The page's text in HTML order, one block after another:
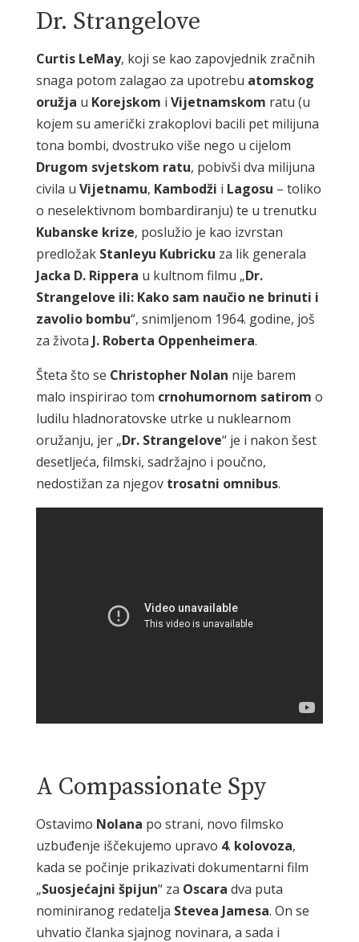
Dr. Strangelove
Curtis LeMay, koji se kao zapovjednik zračnih
snaga potom zalagao za upotrebu atomskog
oružja u Korejskom i Vijetnamskom ratu (u
kojem su američki zrakoplovi bacili pet milijuna
tona bombi, dvostruko više nego u cijelom
Drugom svjetskom ratu, pobivši dva milijuna
civila u Vijetnamu, Kambodži i Lagosu – toliko
o neselektivnom bombardiranju) te u trenutku
Kubanske krize, poslužio je kao izvrstan
predložak Stanleyu Kubricku za lik generala
Jacka D. Rippera u kultnom filmu „Dr.
Strangelove ili: Kako sam naučio ne brinuti i
zavolio bombu“, snimljenom 1964. godine, još
za života J. Roberta Oppenheimera.
Šteta što se Christopher Nolan nije barem
malo inspirirao tom crnohumornom satirom o
ludilu hladnoratovske utrke u nuklearnom
oružanju, jer „Dr. Strangelove“ je i nakon šest
desetljeća, filmski, sadržajno i poučno,
nedostižan za njegov trosatni omnibus.
A Compassionate Spy
Ostavimo Nolana po strani, novo filmsko
uzbuđenje iščekujemo upravo 4. kolovoza,
kada se počinje prikazivati dokumentarni film
„Suosjećajni špijun“ za Oscara dva puta
nominiranog redatelja Stevea Jamesa. On se
uhvatio članka sjajnog novinara, a sada i